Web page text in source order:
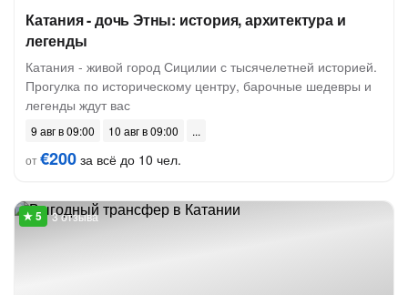
Катания - дочь Этны: история, архитектура и
легенды
Катания - живой город Сицилии с тысячелетней историей.
Прогулка по историческому центру, барочные шедевры и
легенды ждут вас
9 авг в 09:00
10 авг в 09:00
от€200 за всё до 10 чел.
3 отзыва